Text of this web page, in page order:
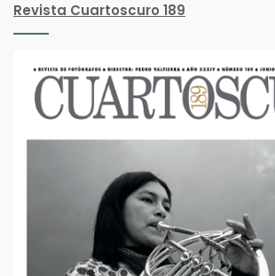
Revista Cuartoscuro 189